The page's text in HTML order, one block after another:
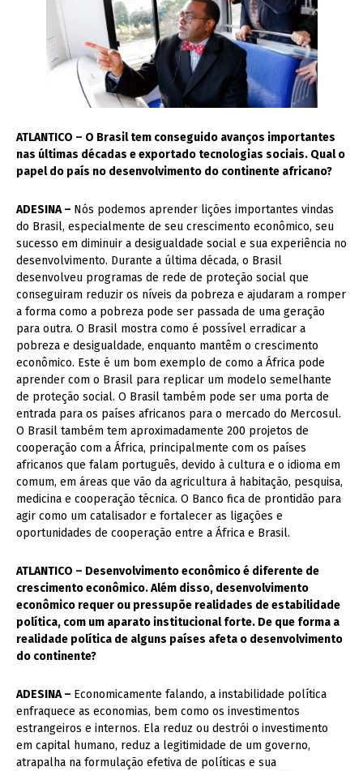
ATLANTICO – O Brasil tem conseguido avanços importantes
nas últimas décadas e exportado tecnologias sociais. Qual o
papel do país no desenvolvimento do continente africano?
ADESINA – Nós podemos aprender lições importantes vindas
do Brasil, especialmente de seu crescimento econômico, seu
sucesso em diminuir a desigualdade social e sua experiência no
desenvolvimento. Durante a última década, o Brasil
desenvolveu programas de rede de proteção social que
conseguiram reduzir os níveis da pobreza e ajudaram a romper
a forma como a pobreza pode ser passada de uma geração
para outra. O Brasil mostra como é possível erradicar a
pobreza e desigualdade, enquanto mantêm o crescimento
econômico. Este é um bom exemplo de como a África pode
aprender com o Brasil para replicar um modelo semelhante
de proteção social. O Brasil também pode ser uma porta de
entrada para os países africanos para o mercado do Mercosul.
O Brasil também tem aproximadamente 200 projetos de
cooperação com a África, principalmente com os países
africanos que falam português, devido à cultura e o idioma em
comum, em áreas que vão da agricultura à habitação, pesquisa,
medicina e cooperação técnica. O Banco fica de prontidão para
agir como um catalisador e fortalecer as ligações e
oportunidades de cooperação entre a África e Brasil.
ATLANTICO – Desenvolvimento econômico é diferente de
crescimento econômico. Além disso, desenvolvimento
econômico requer ou pressupõe realidades de estabilidade
política, com um aparato institucional forte. De que forma a
realidade política de alguns países afeta o desenvolvimento
do continente?
ADESINA – Economicamente falando, a instabilidade política
enfraquece as economias, bem como os investimentos
estrangeiros e internos. Ela reduz ou destrói o investimento
em capital humano, reduz a legitimidade de um governo,
atrapalha na formulação efetiva de políticas e sua